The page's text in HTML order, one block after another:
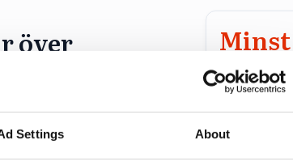
Settings About
över
gäller riksdagens
District